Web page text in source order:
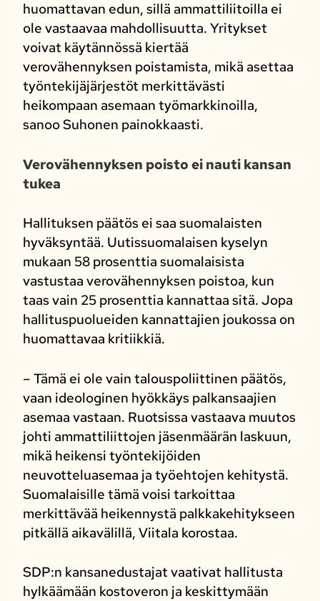
huomattavan edun, sillä ammattiliitoilla ei
ole vastaavaa mahdollisuutta. Yritykset
voivat käytännössä kiertää
verovähennyksen poistamista, mikä asettaa
työntekijäjärjestöt merkittävästi
heikompaan asemaan työmarkkinoilla,
sanoo Suhonen painokkaasti.
Verovähennyksen poisto ei nauti kansan
tukea
Hallituksen päätös ei saa suomalaisten
hyväksyntää. Uutissuomalaisen kyselyn
mukaan 58 prosenttia suomalaisista
vastustaa verovähennyksen poistoa, kun
taas vain 25 prosenttia kannattaa sitä. Jopa
hallituspuolueiden kannattajien joukossa on
huomattavaa kritiikkiä.
– Tämä ei ole vain talouspoliittinen päätös,
vaan ideologinen hyökkäys palkansaajien
asemaa vastaan. Ruotsissa vastaava muutos
johti ammattiliittojen jäsenmäärän laskuun,
mikä heikensi työntekijöiden
neuvotteluasemaa ja työehtojen kehitystä.
Suomalaisille tämä voisi tarkoittaa
merkittävää heikennystä palkkakehitykseen
pitkällä aikavälillä, Viitala korostaa.
SDP:n kansanedustajat vaativat hallitusta
hylkäämään kostoveron ja keskittymään